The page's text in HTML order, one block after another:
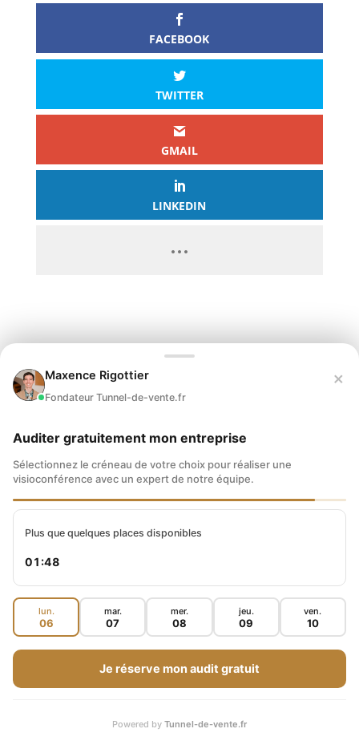
FACEBOOK
TWITTER
GMAIL
LINKEDIN
GAGNEZ 2 500€ PAR JOUR EN
COPIANT MES STRATÉGIES
CLIQUEZ ICI ET LANCEZ VOTRE
BUSINESS EN LIGNE
ARTICLES EN CORRÉLATION
Maxence Rigottier
Fondateur Tunnel-de-vente.fr
×
Auditer gratuitement mon entreprise
Sélectionnez le créneau de votre choix pour réaliser une
visioconférence avec un expert de notre équipe.
Plus que quelques places disponibles
01:47
lun.
06
mar.
07
mer.
08
jeu.
09
ven.
10
Je réserve mon audit gratuit
Powered by Tunnel-de-vente.fr